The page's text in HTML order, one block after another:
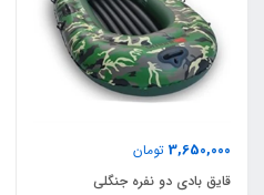
3,650,000 تومان
قایق بادی دو نفره جنگلی